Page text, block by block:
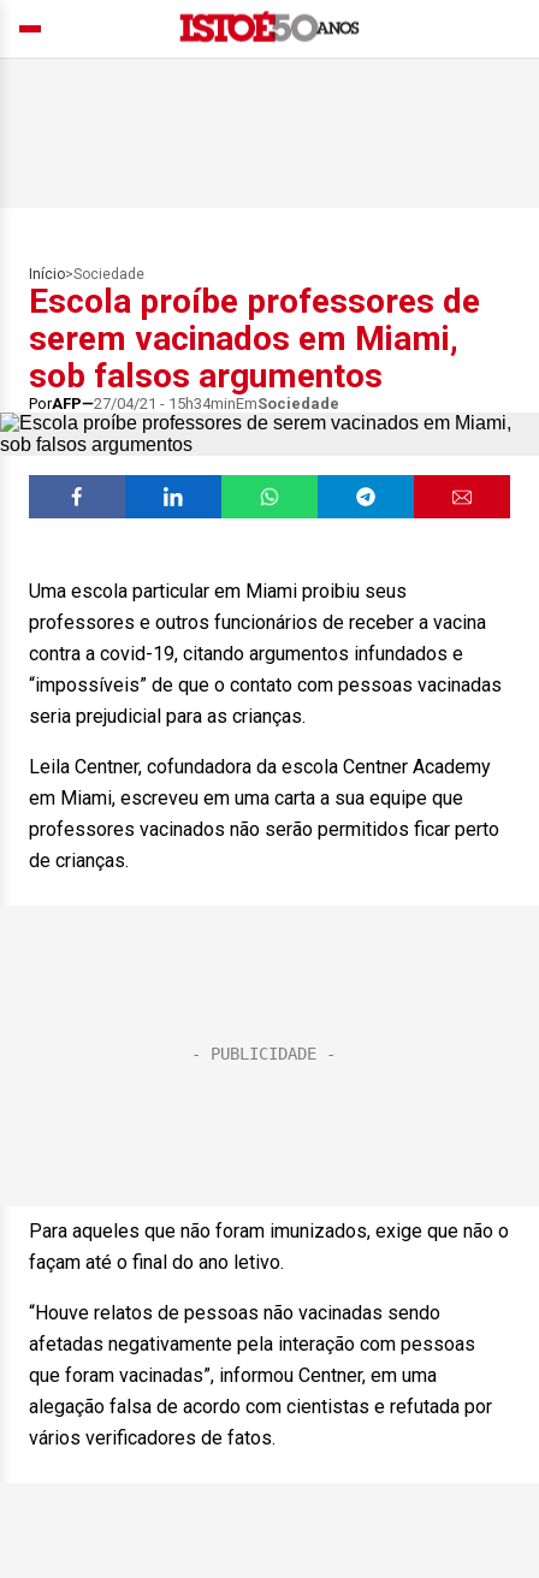
Início>Sociedade
Escola proíbe professores de
serem vacinados em Miami,
sob falsos argumentos
PorAFP 27/04/21 - 15h34minEmSociedade
Uma escola particular em Miami proibiu seus
professores e outros funcionários de receber a vacina
contra a covid-19, citando argumentos infundados e
“impossíveis” de que o contato com pessoas vacinadas
seria prejudicial para as crianças.
Leila Centner, cofundadora da escola Centner Academy
em Miami, escreveu em uma carta a sua equipe que
professores vacinados não serão permitidos ficar perto
de crianças.
Para aqueles que não foram imunizados, exige que não o
façam até o final do ano letivo.
“Houve relatos de pessoas não vacinadas sendo
afetadas negativamente pela interação com pessoas
que foram vacinadas”, informou Centner, em uma
alegação falsa de acordo com cientistas e refutada por
vários verificadores de fatos.